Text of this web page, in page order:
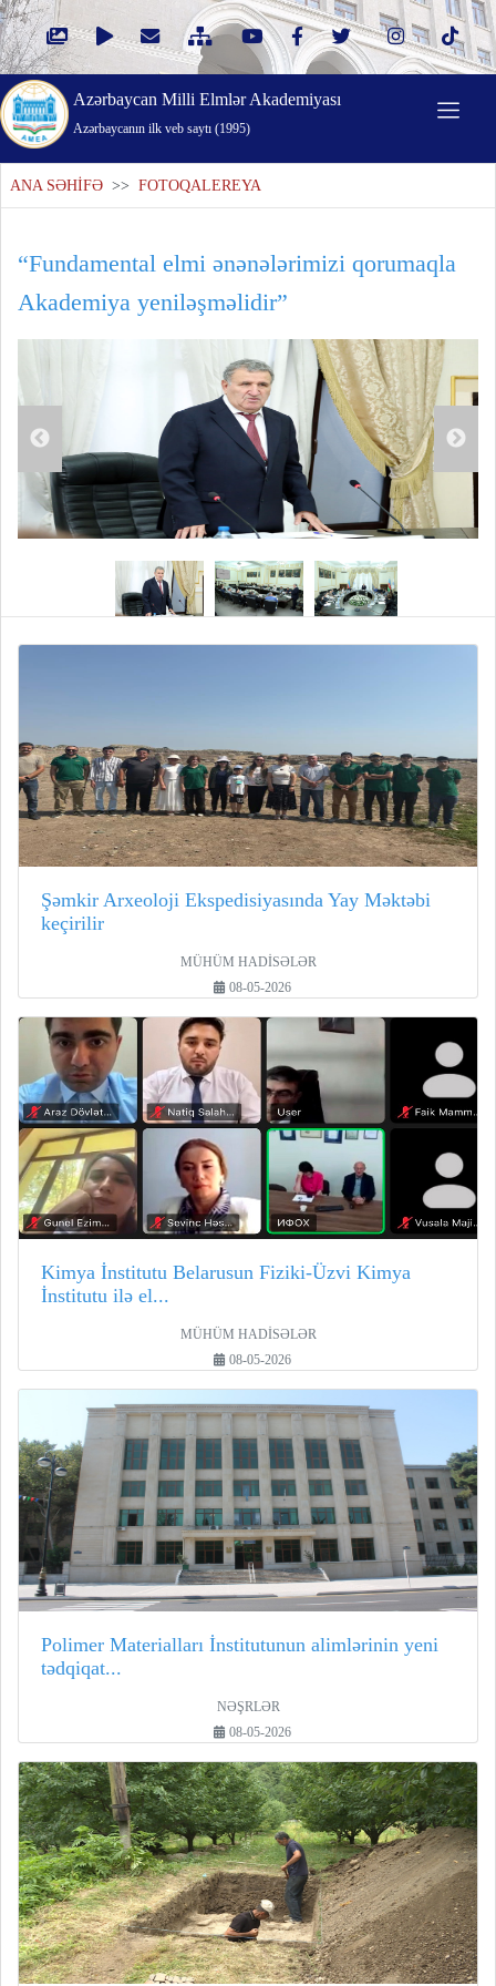
Azərbaycan Milli Elmlər Akademiyası
Azərbaycanın ilk veb saytı (1995)
ANA SƏHİFƏ >> FOTOQALEREYA
“Fundamental elmi ənənələrimizi qorumaqla
Akademiya yeniləşməlidir”
Şəmkir Arxeoloji Ekspedisiyasında Yay Məktəbi
keçirilir
MÜHÜM HADİSƏLƏR
08-05-2026
Kimya İnstitutu Belarusun Fiziki-Üzvi Kimya
İnstitutu ilə el...
MÜHÜM HADİSƏLƏR
08-05-2026
Polimer Materialları İnstitutunun alimlərinin yeni
tədqiqat...
NƏŞRLƏR
08-05-2026